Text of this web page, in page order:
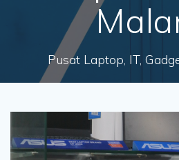
Pusat Laptop, IT,